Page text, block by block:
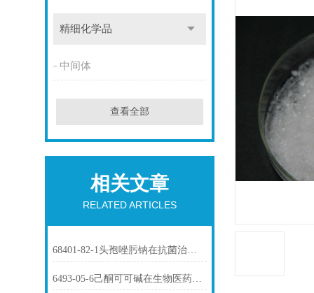
精细化学品
中间体
查看全部
相关文章
RELATED ARTICLES
68401-82-1头孢唑肟钠在抗菌治疗中的应用
6493-05-6己酮可可碱在生物医药中的应用